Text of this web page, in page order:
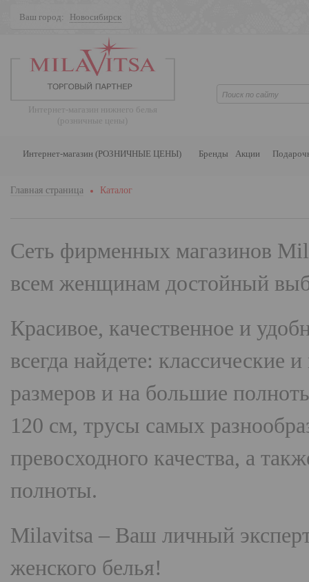
Ваш город: Новосибирск
Интернет-магазин нижнего белья
(розничные цены)
Интернет-магазин (РОЗНИЧНЫЕ ЦЕНЫ) Бренды Акции
Главная страница Каталог
Сеть фирменных магазинов
всем женщинам достойный
Красивое, качественное и
всегда найдете:
размеров и на большие
120 см, трусы самых
превосходного качества, а
полноты.
Milavitsa – Ваш личный
женского белья!